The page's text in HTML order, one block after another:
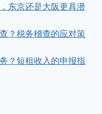
东京还是大阪更具潜
？税务稽查的应对策
？短租收入的申报指